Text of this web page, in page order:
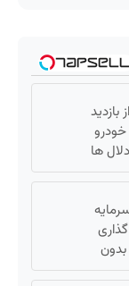
از بازدید
خودرو
دلال ها
خسته
ماشینت
رو اینجا
کن
گذاری
بدون
ریسک